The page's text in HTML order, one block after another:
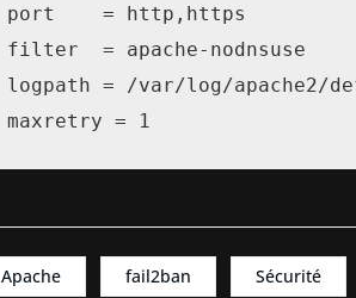
port    = http,https
filter  = apache-nodnsuse
logpath = /var/log/apache2/
maxretry = 1
Apache fail2ban Sécurité